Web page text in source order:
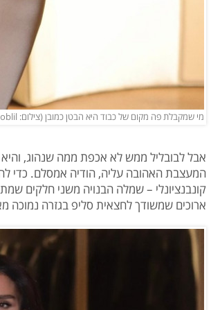
מי שמקבלת פה מקום של כבוד היא הבטן כמובן (צילום: Einav Booblil | עינב בובליל אינסטגרם)
אבל לבובליל ממש לא אכפת ממה שנהוג,
המעצבת האהובה עליה, הודיה אמסלם. כדי
קונבנציונלי – שמלה הבנויה משני חלקים
ארוכים שמשודך לחצאית סליפ בגזרה נמוכה